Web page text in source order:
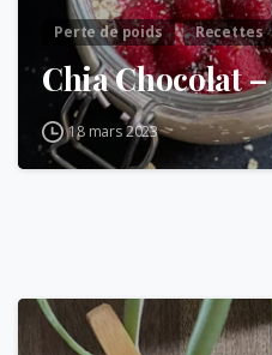
Perte de poids Recettes
Chia Chocolat
18 mars 2023